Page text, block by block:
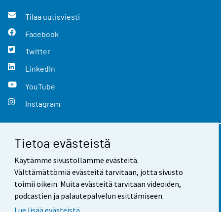
Tietoa evästeistä
Käytämme sivustollamme evästeitä.
Välttämättömiä evästeitä tarvitaan, jotta sivusto
toimii oikein. Muita evästeitä tarvitaan videoiden,
podcastien ja palautepalvelun esittämiseen.
Tilaa uutisviesti
Facebook
Twitter
LinkedIn
YouTube
Instagram
Yhteystiedot
Palaute
Käyttöehdot